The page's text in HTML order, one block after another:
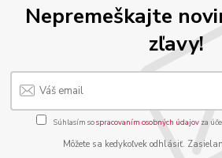
Nepremeškajte
zľavy!
Súhlasím sospracovaním osobných údajov za
Môžete sa kedykoľvek odhlásiť.